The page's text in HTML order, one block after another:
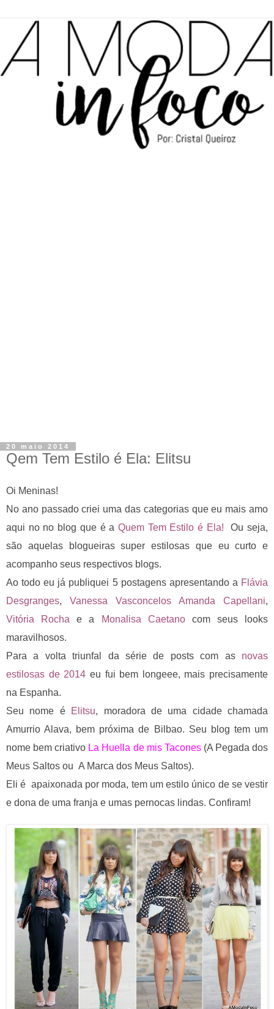
20 maio 2014
Qem Tem Estilo é Ela: Elitsu
Oi Meninas!
No ano passado criei uma das categorias que eu mais amo
aqui no no blog que é aQuem Tem Estilo é Ela! Ou seja,
são aquelas blogueiras super estilosas que eu curto e
acompanho seus respectivos blogs.
Ao todo eu já publiquei 5 postagens apresentando a Flávia
Desgranges, Vanessa Vasconcelos Amanda Capellani,
Vitória Rochae a Monalisa Caetanocom seus looks
maravilhosos.
Para a volta triunfal da série de posts com as novas
estilosas de 2014 eu fui bem longeee, mais precisamente
na Espanha.
Seu nome é
Elitsu, moradora de uma cidade chamada
Amurrio Alava, bem próxima de Bilbao. Seu blog tem um
nome bem criativo La Huella de mis Tacones(A Pegada dos
Meus Saltos ou A Marca dos Meus Saltos).
Eli é apaixonada por moda, tem um estilo único de se vestir
e dona de uma franja e umas pernocas lindas. Confiram!